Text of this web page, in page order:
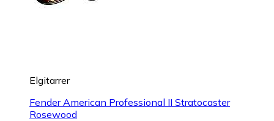
Elgitarrer
Fender American Professional II Stratocaster
Rosewood